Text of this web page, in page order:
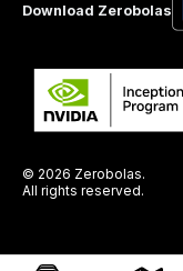
Download Zerobolas
© 2026 Zerobolas.
All rights reserved.